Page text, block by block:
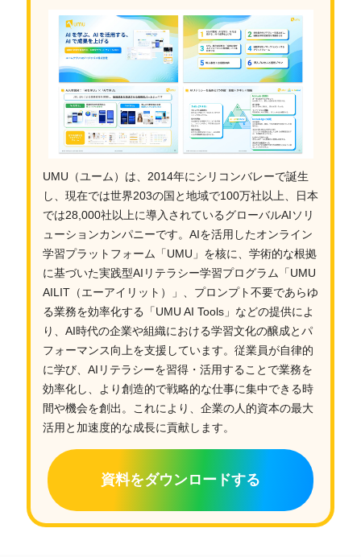
UMU（ユーム）は、2014年にシリコンバレーで誕生
し、現在では世界203の国と地域で100万社以上、日本
では28,000社以上に導入されているグローバルAIソリ
ューションカンパニーです。AIを活用したオンライン
学習プラットフォーム「UMU」を核に、学術的な根拠
に基づいた実践型AIリテラシー学習プログラム「UMU
AILIT（エーアイリット）」、プロンプト不要であらゆ
る業務を効率化する「UMU AI Tools」などの提供によ
り、AI時代の企業や組織における学習文化の醸成とパ
フォーマンス向上を支援しています。従業員が自律的
に学び、AIリテラシーを習得・活用することで業務を
効率化し、より創造的で戦略的な仕事に集中できる時
間や機会を創出。これにより、企業の人的資本の最大
活用と加速度的な成長に貢献します。
資料をダウンロードする